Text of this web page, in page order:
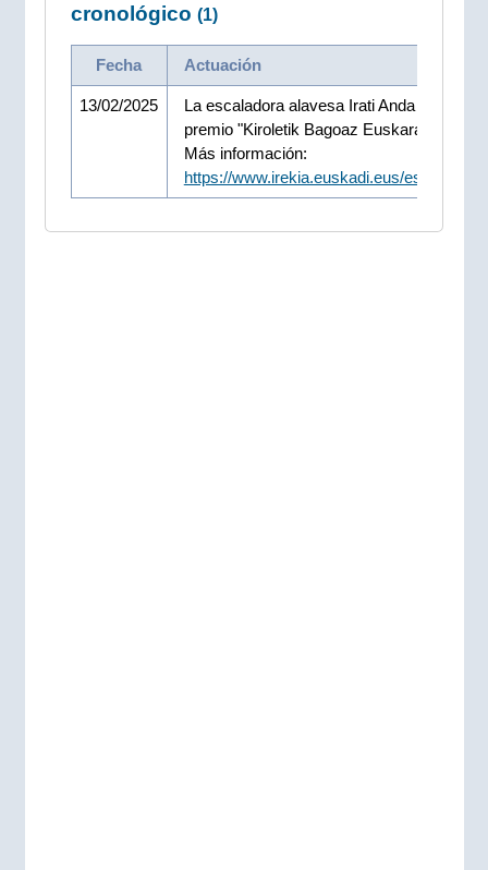
cronológico (1)
Fecha Actuación
13/02/2025
La escaladora alavesa Irati Anda recibe el
premio "Kiroletik Bagoaz Euskaraz" 2024.
Más información:
https://www.irekia.euskadi.eus/es/news/